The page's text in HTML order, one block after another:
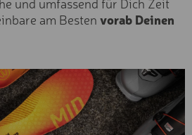
€"
EXCLUSIV SKI
PREMIUM SKI
BASIC SKI
am Besten vorab Deinen